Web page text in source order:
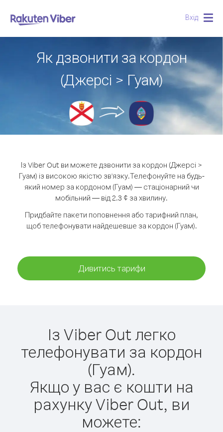
Вхід
Як дзвонити за кордон
(Джерсі > Гуам)
Із Viber Out ви можете дзвонити за кордон (Джерсі >
Гуам) із високою якістю зв'язку.Телефонуйте на будь-
який номер за кордоном (Гуам) — стаціонарний чи
мобільний — від 2.3 ¢ за хвилину.
Придбайте пакети поповнення або тарифний план,
щоб телефонувати найдешевше за кордон (Гуам).
Дивитись тарифи
Із Viber Out легко
телефонувати за кордон
(Гуам).
Якщо у вас є кошти на
рахунку Viber Out, ви
можете: